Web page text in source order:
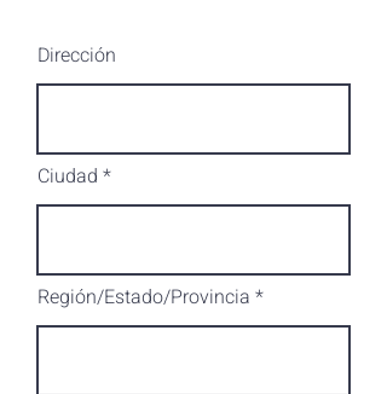
Dirección
Ciudad
Región/Estado/Provincia